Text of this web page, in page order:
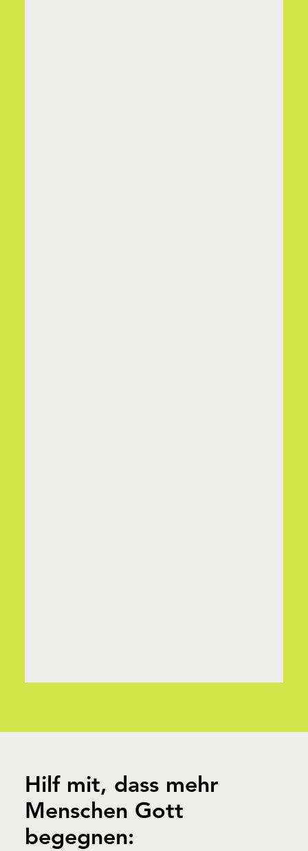
Hilf mit, dass mehr
Menschen Gott
begegnen: